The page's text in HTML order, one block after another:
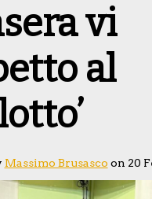
vi
al
Massimo Brusasco on 20